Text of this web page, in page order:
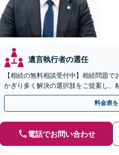
遺言執行者の選任
【相続の無料相談受付中】相続問題
かぎり多く解決の選択肢をご提案し、
料金表
電話でお問い合わせ